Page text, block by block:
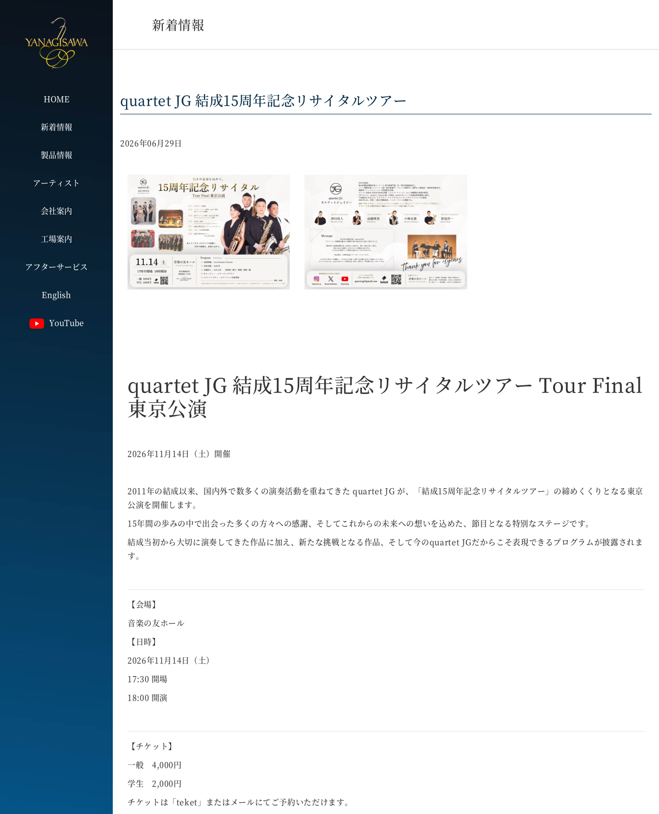
HOME
新着情報
製品情報
アーティスト
会社案内
工場案内
アフターサービス
English
YouTube
新着情報
quartet JG 結成15周年記念リサイタルツアー
2026年06月29日
quartet JG 結成15周年記念リサイタルツアー Tour Final
東京公演
2026年11月14日（土）開催
2011年の結成以来、国内外で数多くの演奏活動を重ねてきたquartet JG が、「結成15周年記念リサイタルツアー」の締めくくりとなる東京
公演を開催します。
15年間の歩みの中で出会った多くの方々への感謝、そしてこれからの未来への想いを込めた、節目となる特別なステージです。
結成当初から大切に演奏してきた作品に加え、新たな挑戦となる作品、そして今のquartet JGだからこそ表現できるプログラムが披露されま
す。
【会場】
音楽の友ホール
【日時】
2026年11月14日（土）
17:30 開場
18:00 開演
【チケット】
一般 4,000円
学生 2,000円
チケットは「teket」またはメールにてご予約いただけます。